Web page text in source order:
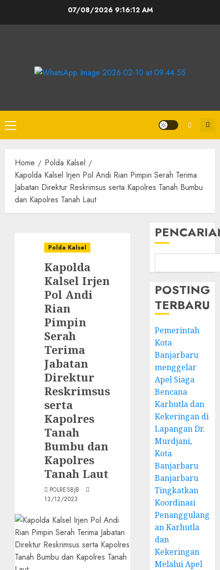
07/08/2026 9:16:13 AM
Home
Polda Kalsel
Kapolda Kalsel Irjen Pol Andi Rian Pimpin Serah Terima
Jabatan Direktur Reskrimsus serta Kapolres Tanah Bumbu
dan Kapolres Tanah Laut
Polda Kalsel
Kapolda
Kalsel Irjen
Pol Andi
Rian
Pimpin
Serah
Terima
Jabatan
Direktur
Reskrimsus
serta
Kapolres
Tanah
Bumbu dan
Kapolres
Tanah Laut
POLRESBJB
13/12/2023
POSTING
TERBARU
Pemerintah
Kota
Banjarbaru
menggelar
Apel Siaga
Bencana
Karhutla dan
Kekeringan di
Lapangan Dr.
Murdjani,
Kota
Banjarbaru
Banjarbaru
Tingkatkan
Koordinasi
Penanggulang
an Karhutla
dan
Kekeringan
Melalui Apel